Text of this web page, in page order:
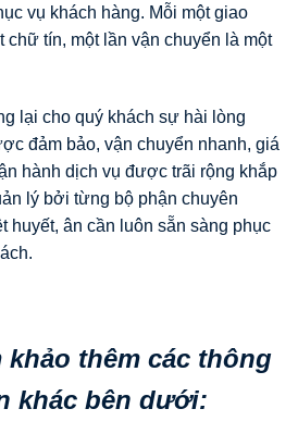
vụ khách hàng. Mỗi một giao
chữ tín, một lần vận chuyển là một
lại cho quý khách sự hài lòng
đảm bảo, vận chuyển nhanh, giá
hành dịch vụ được trãi rộng khắp
lý bởi từng bộ phận chuyên
huyết, ân cần luôn sẵn sàng phục
khảo thêm các thông
khác bên dưới: